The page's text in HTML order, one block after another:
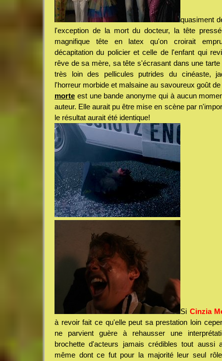
quasiment
l'exception de la mort du docteur, la tête
magnifique tête en latex qu'on croirait
décapitation du policier et celle de l'enfant qui
rêve de sa mère, sa tête s'écrasant dans une
très loin des pellicules putrides du cinéaste,
l'horreur morbide et malsaine au savoureux goût
morte est une bande anonyme qui à aucun
auteur. Elle aurait pu être mise en scène par
le résultat aurait été identique!
Si Cinzia
à revoir fait ce qu'elle peut sa prestation loin
ne parvient guère à rehausser une
brochette d'acteurs jamais crédibles tout aussi
même dont ce fut pour la majorité leur seul